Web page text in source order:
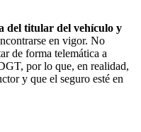
del titular del vehículo y
en vigor. No
de forma telemática a
por lo que, en realidad,
y que el seguro esté en